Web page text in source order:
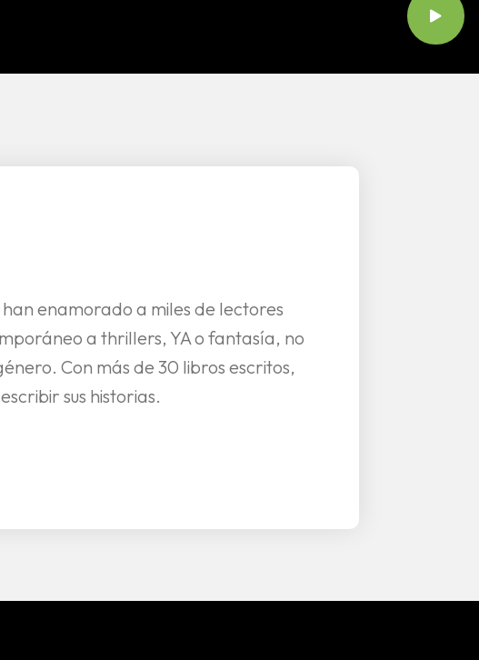
enamorado a miles de lectores
a thrillers, YA o fantasía, no
Con más de 30 libros escritos,
sus historias.